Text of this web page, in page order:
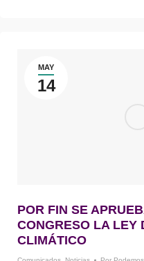
MAY
14
POR FIN SE
CONGRESO LA LEY
CLIMÁTICO